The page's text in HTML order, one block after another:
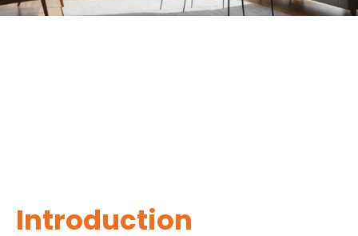
Introduction